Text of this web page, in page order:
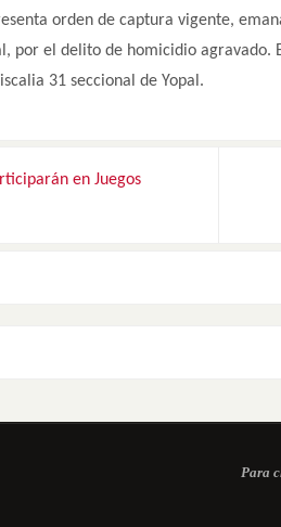
orden de captura vigente,
por el delito de homicidio agravado.
31 seccional de Yopal.
en Juegos
Para